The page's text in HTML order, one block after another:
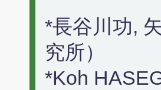
*長谷川功,
究所）
*Koh